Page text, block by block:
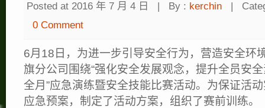
Posted at 2016 年 7 月 4 日 | By : kerchin |
0 Comment
6月18日，为进一步引导安全行为，营造安全环
旗分公司围绕“强化安全发展观念，提升全员安
全月”应急演练暨安全技能比赛活动。为保证活
应急预案，制定了活动方案，组织了赛前训练。